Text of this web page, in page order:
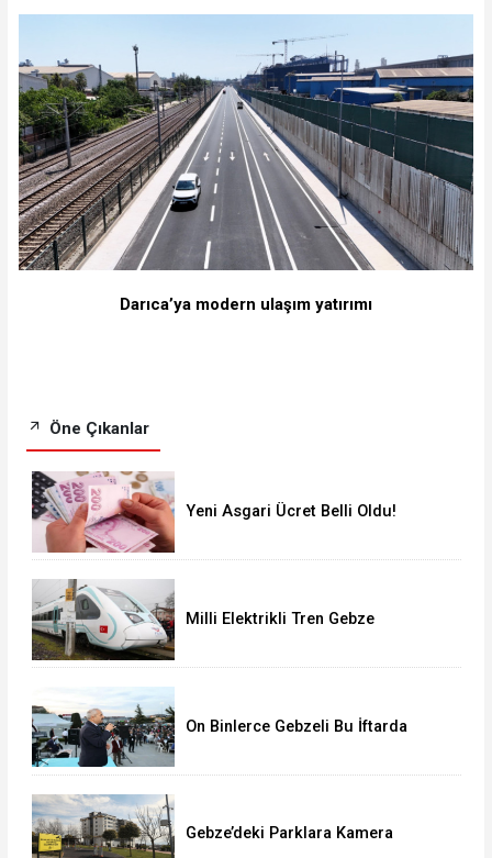
Darıca’ya modern ulaşım yatırımı
Öne Çıkanlar
Yeni Asgari Ücret Belli Oldu!
Milli Elektrikli Tren Gebze
On Binlerce Gebzeli Bu İftarda
Gebze’deki Parklara Kamera